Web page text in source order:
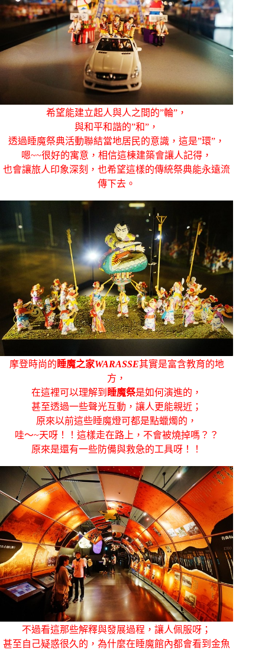
希望能建立起人與人之間的”輪”，
與和平和諧的”和”，
透過睡魔祭典活動聯結當地居民的意識，這是”環”，
嗯~~很好的寓意，相信這棟建築會讓人記得，
也會讓旅人印象深刻，也希望這樣的傳統祭典能永遠流
傳下去。
摩登時尚的睡魔之家WARASSE其實是富含教育的地
方，
在這裡可以理解到 睡魔祭是如何演進的，
甚至透過一些聲光互動，讓人更能親近；
原來以前這些睡魔燈可都是點蠟燭的，
哇～~天呀！！這樣走在路上，不會被燒掉嗎？？
原來是還有一些防備與救急的工具呀！！
不過看這那些解釋與發展過程，讓人佩服呀；
甚至自己疑惑很久的，為什麼在睡魔館內都會看到金魚